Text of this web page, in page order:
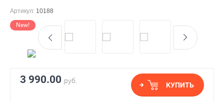
Артикул: 10188
New!
3 990.00 руб.
КУПИТЬ